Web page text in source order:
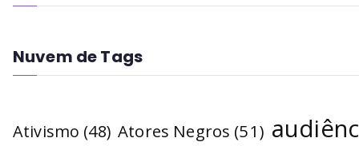
Nuvem de Tags
Ativismo (48) Atores Negros (51)